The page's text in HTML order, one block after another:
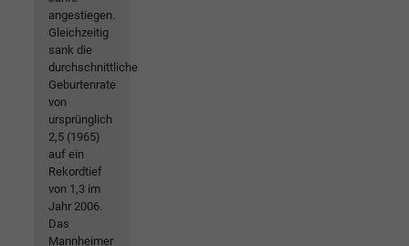
angestiegen.
Gleichzeitig
sank die
durchschnittliche
Geburtenrate
von
ursprünglich
2,5 (1965)
auf ein
Rekordtief
von 1,3 im
Jahr 2006.
Das
Mannheimer